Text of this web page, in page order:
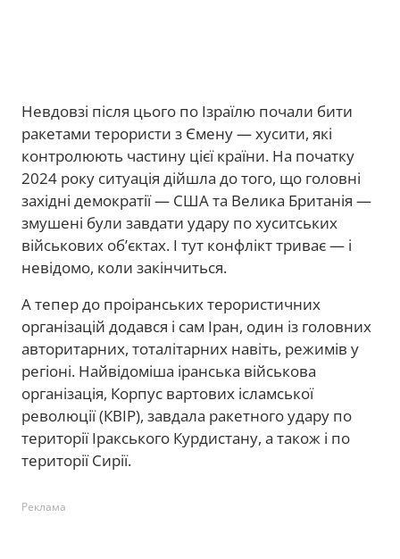
Невдовзі після цього по Ізраїлю почали бити
ракетами терористи з Ємену — хусити, які
контролюють частину цієї країни. На початку
2024 року ситуація дійшла до того, що головні
західні демократії — США та Велика Британія —
змушені були завдати удару по хуситських
військових об’єктах. І тут конфлікт триває — і
невідомо, коли закінчиться.
А тепер до проіранських терористичних
організацій додався і сам Іран, один із головних
авторитарних, тоталітарних навіть, режимів у
регіоні. Найвідоміша іранська військова
організація, Корпус вартових ісламської
революції (КВІР), завдала ракетного удару по
території Іракського Курдистану, а також і по
території Сирії.
Реклама